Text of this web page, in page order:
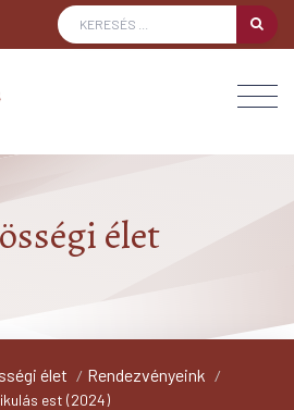
élet
élet / Rendezvényeink /
est (2024)